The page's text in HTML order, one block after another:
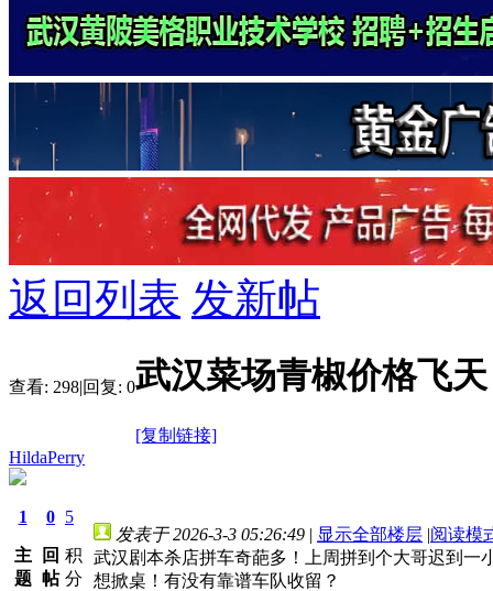
返回列表 发新帖
查看: 298|回复: 0武汉菜场青椒价格飞
[复制链接]
HildaPerry
1
主
题
0
回
帖
5
积
分
发表于 2026-3-3 05:26:49 | 显示全部楼层 |阅读模
武汉剧本杀店拼车奇葩多！上周拼到个大哥迟到
想掀桌！有没有靠谱车队收留？